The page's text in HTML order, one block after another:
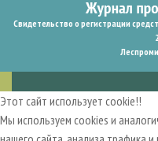
Свидетельство о регистрации
Этот сайт использует cookie!!
Мы используем cookies и